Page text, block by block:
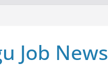
Job News